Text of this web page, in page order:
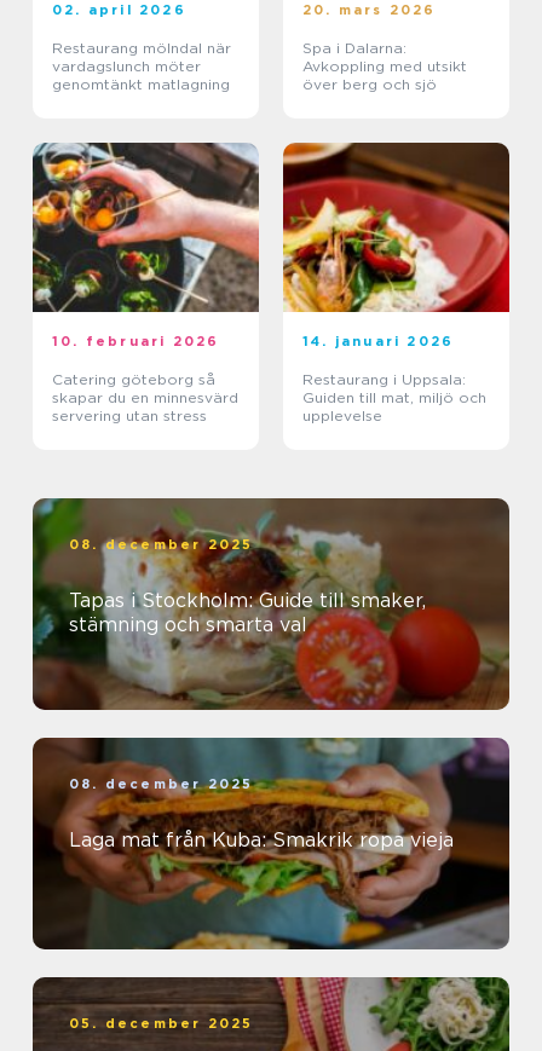
02. april 2026
Restaurang mölndal när
vardagslunch möter
genomtänkt matlagning
20. mars 2026
Spa i Dalarna:
Avkoppling med utsikt
över berg och sjö
10. februari 2026
Catering göteborg så
skapar du en minnesvärd
servering utan stress
14. januari 2026
Restaurang i Uppsala:
Guiden till mat, miljö och
upplevelse
08. december 2025
Tapas i Stockholm: Guide till smaker,
stämning och smarta val
08. december 2025
Laga mat från Kuba: Smakrik ropa vieja
05. december 2025